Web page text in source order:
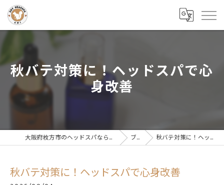
秋バテ対策に！ヘッドスパで心
身改善
大阪府枚方市のヘッドスパならドライヘッドスパサロンAMI ブログ 秋バテ対策に！ヘッドスパで心身改善
秋バテ対策に！ヘッドスパで心身改善